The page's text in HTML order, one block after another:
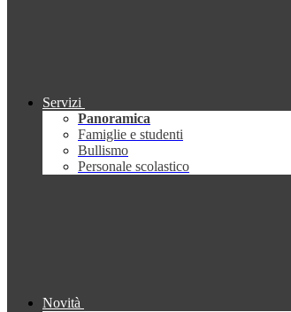
Servizi
Panoramica
Famiglie e studenti
Bullismo
Personale scolastico
Novità